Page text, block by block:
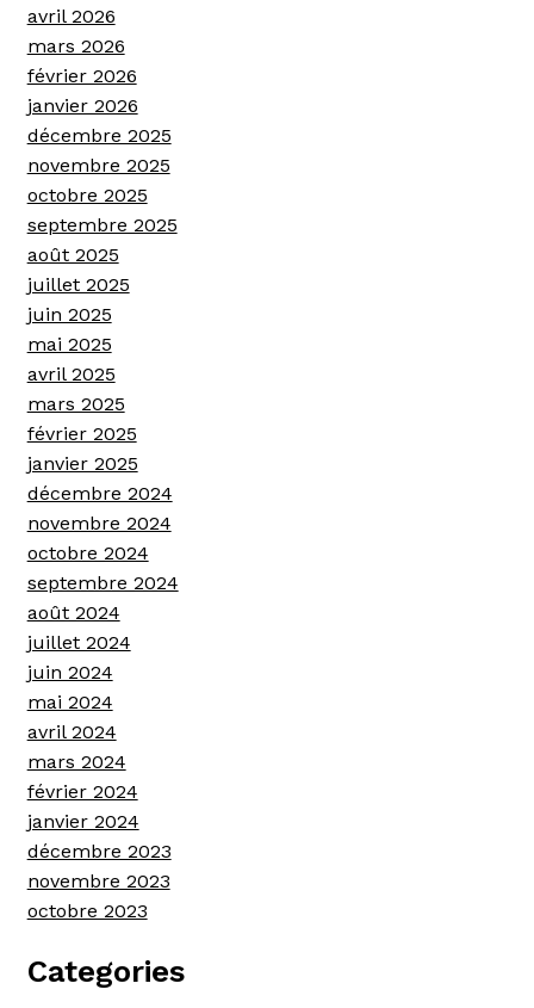
avril 2026
mars 2026
février 2026
janvier 2026
décembre 2025
novembre 2025
octobre 2025
septembre 2025
août 2025
juillet 2025
juin 2025
mai 2025
avril 2025
mars 2025
février 2025
janvier 2025
décembre 2024
novembre 2024
octobre 2024
septembre 2024
août 2024
juillet 2024
juin 2024
mai 2024
avril 2024
mars 2024
février 2024
janvier 2024
décembre 2023
novembre 2023
octobre 2023
Categories